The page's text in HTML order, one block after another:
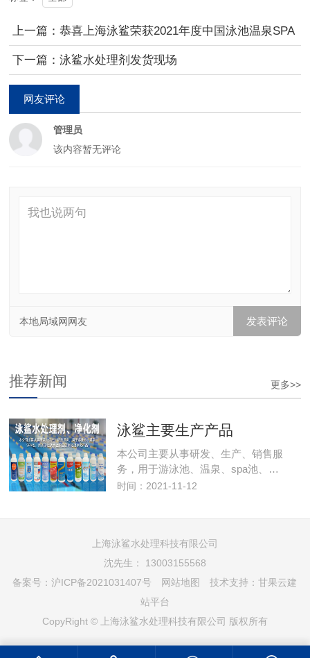
上一篇：恭喜上海泳鲨荣获2021年度中国泳池温泉SPA
行业评选优质产品奖
下一篇：泳鲨水处理剂发货现场
网友评论
管理员
该内容暂无评论
本地局域网网友
更多>>
推荐新闻
泳鲨主要生产产品
本公司主要从事研发、生产、销售服
务，用于游泳池、温泉、spa池、…
时间：2021-11-12
上海泳鲨水处理科技有限公司
沈先生： 13003155568
备案号：沪ICP备2021031407号 网站地图 技术支持：甘果云建
站平台
CopyRight © 上海泳鲨水处理科技有限公司 版权所有